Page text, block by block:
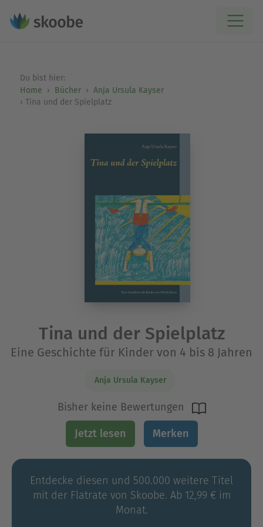
Du bist hier:
Home
Bücher
Anja Ursula Kayser
Tina und der Spielplatz
Tina und der Spielplatz
Eine Geschichte für Kinder von 4 bis 8 Jahren
Anja Ursula Kayser
Bisher keine Bewertungen
Jetzt lesen Merken
Entdecke diesen und 500.000 weitere Titel
mit der Flatrate von Skoobe. Ab 12,99 € im
Monat.